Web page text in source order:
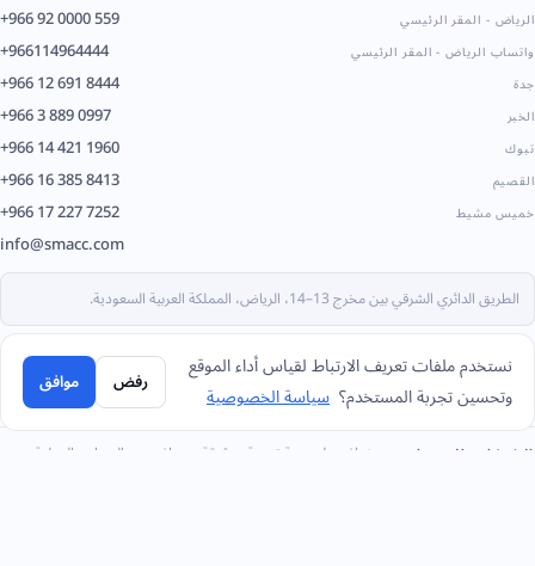
+966 92 0000 559 الرياض - المقر الرئيسي
+966114964444 واتساب الرياض - المقر الرئيسي
+966 12 691 8444 جدة
+966 3 889 0997 الخبر
+966 14 421 1960 تبوك
+966 16 385 8413 القصيم
+966 17 227 7252 خميس مشيط
info@smacc.com
الطريق الدائري الشرقي بين مخرج 13–14، الرياض، المملكة العربية السعودية.
الشركاء والمنصات مستضاف على بنية تحتية موثوقة، متوافق مع المعايير الدولية.
نستخدم ملفات تعريف الارتباط لقياس أداء الموقع
وتحسين تجربة المستخدم؟ سياسة الخصوصية رفض موافق